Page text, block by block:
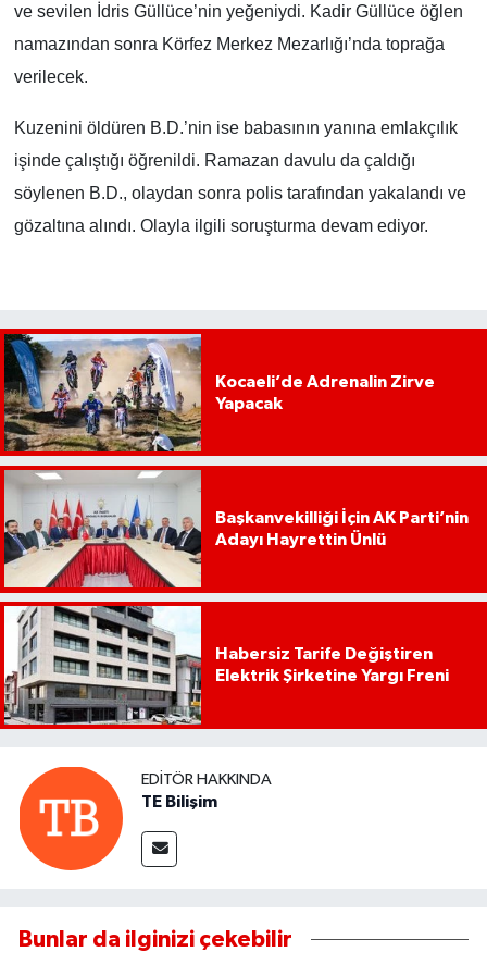
ve sevilen İdris Güllüce’nin yeğeniydi. Kadir Güllüce öğlen
namazından sonra Körfez Merkez Mezarlığı’nda toprağa
verilecek.
Kuzenini öldüren B.D.’nin ise babasının yanına emlakçılık
işinde çalıştığı öğrenildi. Ramazan davulu da çaldığı
söylenen B.D., olaydan sonra polis tarafından yakalandı ve
gözaltına alındı. Olayla ilgili soruşturma devam ediyor.
Kocaeli’de Adrenalin Zirve
Yapacak
Başkanvekilliği İçin AK Parti’nin
Adayı Hayrettin Ünlü
Habersiz Tarife Değiştiren
Elektrik Şirketine Yargı Freni
EDITÖR HAKKINDA
TE Bilişim
Bunlar da ilginizi çekebilir